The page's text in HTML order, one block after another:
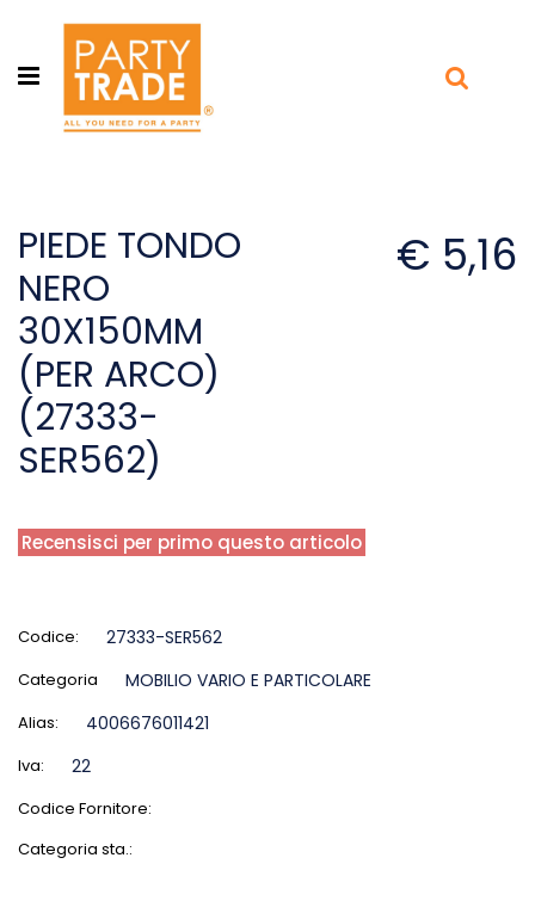
Open menu
PIEDE TONDO
NERO
30X150MM
(PER ARCO)
(27333-
SER562)
€ 5,16
Recensisci per primo questo articolo
Codice: 27333-SER562
Categoria MOBILIO VARIO E PARTICOLARE
Alias: 4006676011421
Iva: 22
Codice Fornitore:
Categoria sta.: